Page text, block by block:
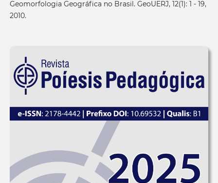
Geomorfologia Geográfica no Brasil. GeoUERJ, 12(1): 1 - 19,
2010.